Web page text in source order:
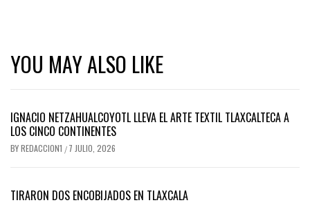
YOU MAY ALSO LIKE
IGNACIO NETZAHUALCOYOTL LLEVA EL ARTE TEXTIL TLAXCALTECA A
LOS CINCO CONTINENTES
BYREDACCION1 / 7 JULIO, 2026
TIRARON DOS ENCOBIJADOS EN TLAXCALA